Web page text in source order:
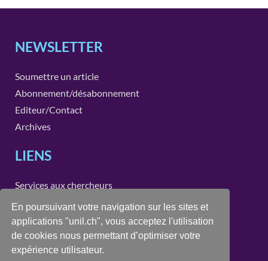
En poursuivant votre navigation sur les sites et
applications "unil.ch", vous acceptez l'utilisation
de cookies nous permettant d’optimiser votre
expérience utilisateur.
NEWSLETTER
Soumettre un article
Abonnement/désabonnement
Editeur/Contact
Archives
LIENS
Services aux chercheurs
Instituts et unités de recherche de la Faculté des SSP
CONTACT